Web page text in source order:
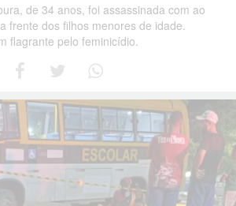
de 34 anos, foi assassinada com ao
frente dos filhos menores de idade.
flagrante pelo feminicídio.